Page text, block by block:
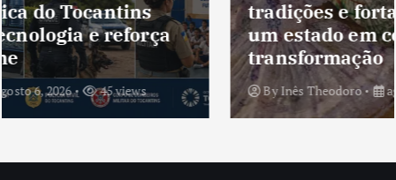
tradições e fortalece identidade de
um estado em constante
transformação
ByInês Theodoro agosto 5, 2026 41 views